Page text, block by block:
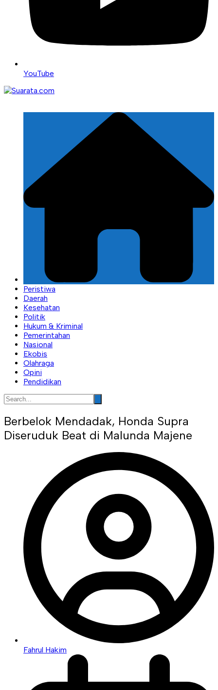
YouTube
Peristiwa
Daerah
Kesehatan
Politik
Hukum & Kriminal
Pemerintahan
Nasional
Ekobis
Olahraga
Opini
Pendidikan
Berbelok Mendadak, Honda Supra
Diseruduk Beat di Malunda Majene
Fahrul Hakim